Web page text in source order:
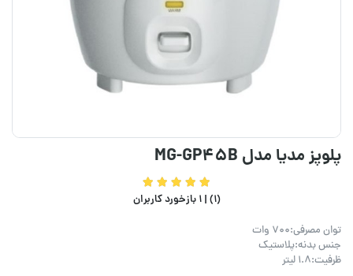
پلوپز مدیا مدل MG-GP45B
(1) | 1 بازخورد کاربران
توان مصرفی:700 وات
جنس بدنه:پلاستیک
ظرفیت:1.8 لیتر